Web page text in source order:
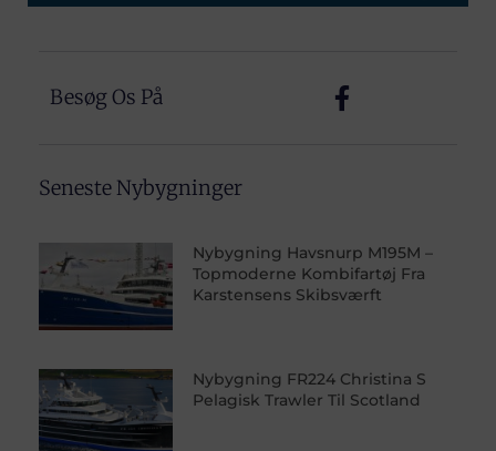
Besøg Os På
Seneste Nybygninger
Nybygning Havsnurp M195M –
Topmoderne Kombifartøj Fra
Karstensens Skibsværft
Nybygning FR224 Christina S
Pelagisk Trawler Til Scotland